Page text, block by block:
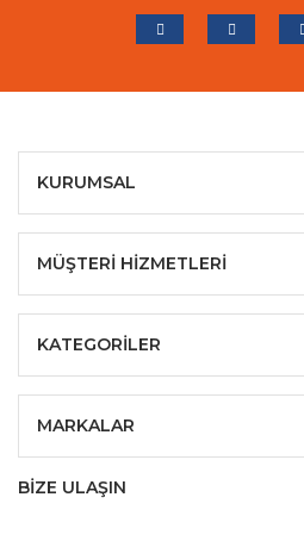
KURUMSAL
MÜŞTERİ HİZMETLERİ
KATEGORİLER
MARKALAR
BİZE ULAŞIN